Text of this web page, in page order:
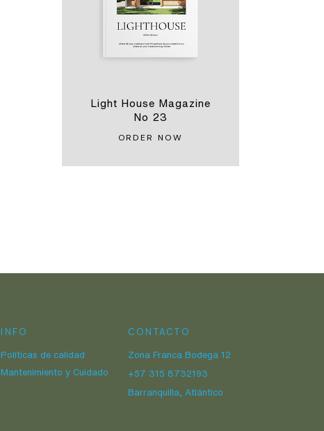
Light House Magazine
No 23
ORDER NOW
INFO
Políticas de calidad
Mantenimiento y Cuidado
CONTACTO
Zona Franca Bodega 12
+57 315 8732193
Barranquilla, Atlántico